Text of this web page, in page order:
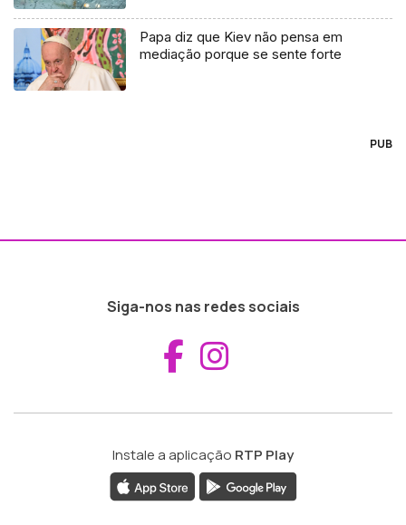
Papa diz que Kiev não pensa em
mediação porque se sente forte
PUB
Siga-nos nas redes sociais
Aceder ao
Instale a aplicação RTP Play